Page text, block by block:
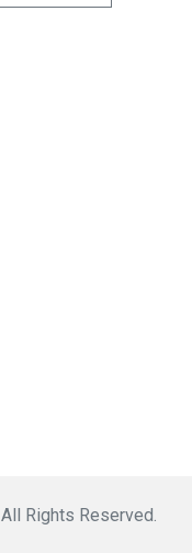
. All Rights Reserved.